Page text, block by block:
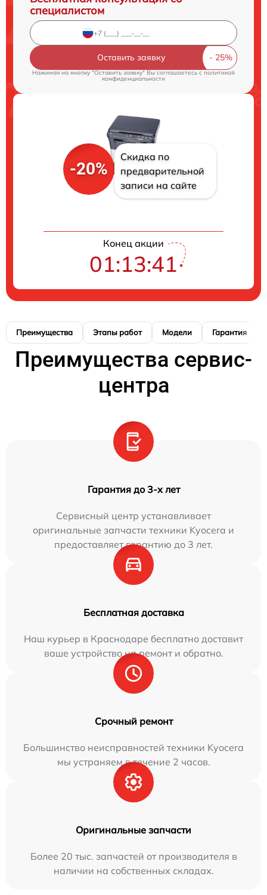
специалистом
Оставить заявку
Нажимая на кнопку "Оставить заявку" Вы соглашаетесь c политикой
конфиденциальности
-20%
Скидка по
предварительной
записи на сайте
Конец акции
01:13:40
Преимущества Этапы работ Модели Гарантия
Преимущества сервис-
центра
Гарантия до 3-х лет
Сервисный центр устанавливает
оригинальные запчасти техники Kyocera и
предоставляет гарантию до 3 лет.
Бесплатная доставка
Наш курьер в Краснодаре бесплатно доставит
ваше устройство на ремонт и обратно.
Срочный ремонт
Большинство неисправностей техники Kyocera
мы устраняем в течение 2 часов.
Оригинальные запчасти
Более 20 тыс. запчастей от производителя в
наличии на собственных складах.